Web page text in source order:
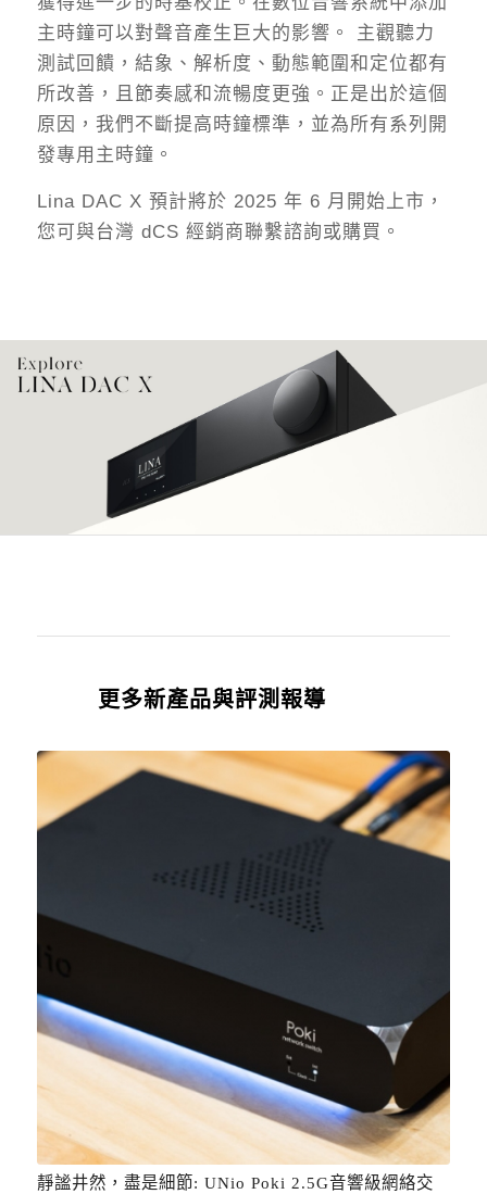
主時鐘可以對聲音產生巨大的影響。 主觀聽力
測試回饋，結象、解析度、動態範圍和定位都有
所改善，且節奏感和流暢度更強。正是出於這個
原因，我們不斷提高時鐘標準，並為所有系列開
發專用主時鐘。
Lina DAC X 預計將於 2025 年 6 月開始上市，
您可與台灣 dCS 經銷商聯繫諮詢或購買。
更多新產品與評測報導
靜謐井然，盡是細節: UNio Poki 2.5G音響級網絡交